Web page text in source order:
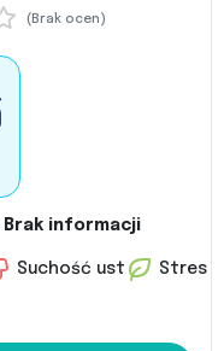
(Brak ocen)
Brak informacji
Suchość ust Stres